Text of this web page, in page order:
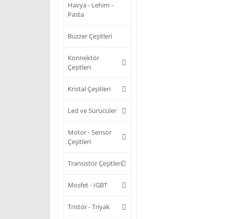
Havya - Lehim -
Pasta
Buzzer Çeşitleri
Konnektör
Çeşitleri
Kristal Çeşitleri
Led ve Sürücüler
Motor - Sensör
Çeşitleri
Transistör Çeşitleri
Mosfet - IGBT
Tristör - Triyak